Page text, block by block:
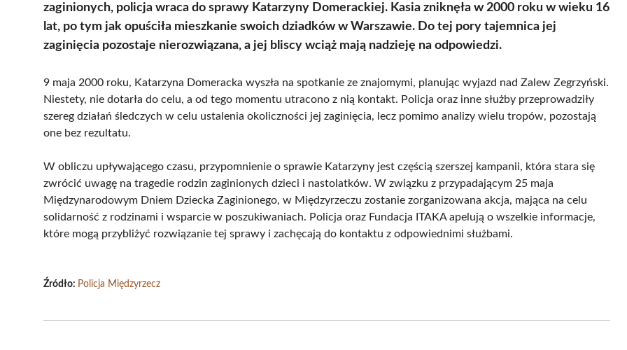
zaginionych, policja wraca do sprawy Katarzyny Domerackiej. Kasia zniknęła w 2000 roku w wieku 16
lat, po tym jak opuściła mieszkanie swoich dziadków w Warszawie. Do tej pory tajemnica jej
zaginięcia pozostaje nierozwiązana, a jej bliscy wciąż mają nadzieję na odpowiedzi.
9 maja 2000 roku, Katarzyna Domeracka wyszła na spotkanie ze znajomymi, planując wyjazd nad Zalew Zegrzyński.
Niestety, nie dotarła do celu, a od tego momentu utracono z nią kontakt. Policja oraz inne służby przeprowadziły
szereg działań śledczych w celu ustalenia okoliczności jej zaginięcia, lecz pomimo analizy wielu tropów, pozostają
one bez rezultatu.
W obliczu upływającego czasu, przypomnienie o sprawie Katarzyny jest częścią szerszej kampanii, która stara się
zwrócić uwagę na tragedie rodzin zaginionych dzieci i nastolatków. W związku z przypadającym 25 maja
Międzynarodowym Dniem Dziecka Zaginionego, w Międzyrzeczu zostanie zorganizowana akcja, mająca na celu
solidarność z rodzinami i wsparcie w poszukiwaniach. Policja oraz Fundacja ITAKA apelują o wszelkie informacje,
które mogą przybliżyć rozwiązanie tej sprawy i zachęcają do kontaktu z odpowiednimi służbami.
Źródło: Policja Międzyrzecz